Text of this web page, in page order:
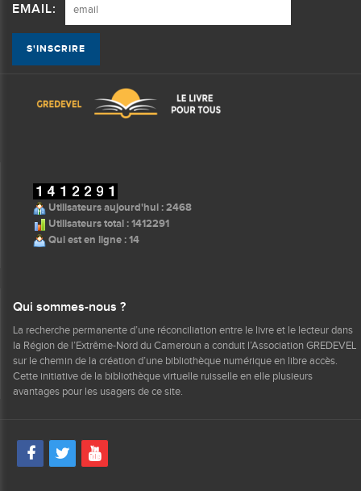
EMAIL:
Utilisateurs aujourd'hui : 2468
Utilisateurs total : 1412291
Qui est en ligne : 14
Qui sommes-nous ?
La recherche permanente d’une réconciliation entre le livre et le lecteur dans
la Région de l’Extrême-Nord du Cameroun a conduit l’Association GREDEVEL
sur le chemin de la création d’une bibliothèque numérique en libre accès.
Cette initiative de la bibliothèque virtuelle ruisselle en elle plusieurs
avantages pour les usagers de ce site.